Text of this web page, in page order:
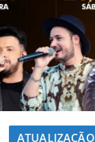
ATUALIZAÇÃO